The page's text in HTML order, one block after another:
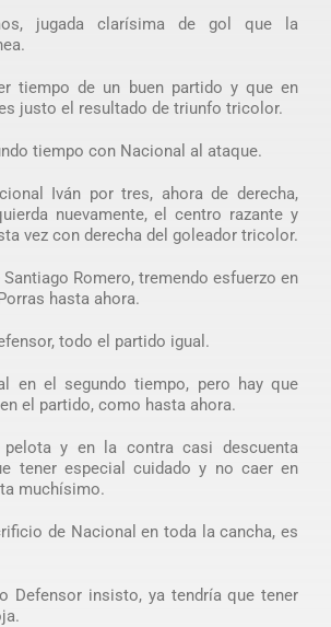
jugada clarísima de gol que la
tiempo de un buen partido y que en
justo el resultado de triunfo tricolor.
tiempo con Nacional al ataque.
Iván por tres, ahora de derecha,
nuevamente, el centro razante y
vez con derecha del goleador tricolor.
Santiago Romero, tremendo esfuerzo en
hasta ahora.
todo el partido igual.
en el segundo tiempo, pero hay que
el partido, como hasta ahora.
pelota y en la contra casi descuenta
tener especial cuidado y no caer en
muchísimo.
de Nacional en toda la cancha, es
Defensor insisto, ya tendría que tener